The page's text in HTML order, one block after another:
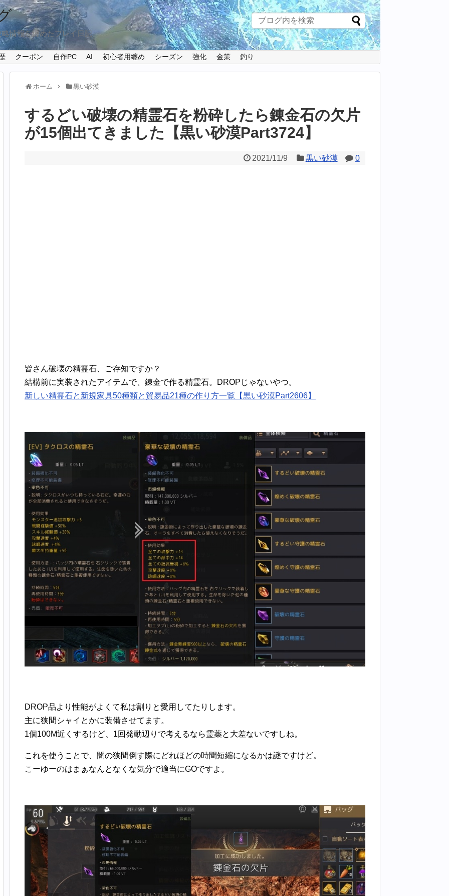
情報を纏めたプレイ日記
クーポン 自作PC AI 初心者用纏め シーズン 強化 金策 釣り
ホーム 黒い砂漠
するどい破壊の精霊石を粉砕したら錬金石の欠片
が15個出てきました【黒い砂漠Part3724】
2021/11/9 黒い砂漠 0
皆さん破壊の精霊石、ご存知ですか？
結構前に実装されたアイテムで、錬金で作る精霊石。DROPじゃないやつ。
新しい精霊石と新規家具50種類と貿易品21種の作り方一覧【黒い砂漠Part2606】
DROP品より性能がよくて私は割りと愛用してたりします。
主に狭間シャイとかに装備させてます。
1個100M近くするけど、1回発動辺りで考えるなら霊薬と大差ないですしね。
これを使うことで、闇の狭間倒す際にどれほどの時間短縮になるかは謎ですけど。
こーゆーのはまぁなんとなくな気分で適当にGOですよ。